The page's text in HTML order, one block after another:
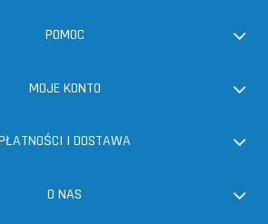
POMOC
MOJE KONTO
I DOSTAWA
O NAS